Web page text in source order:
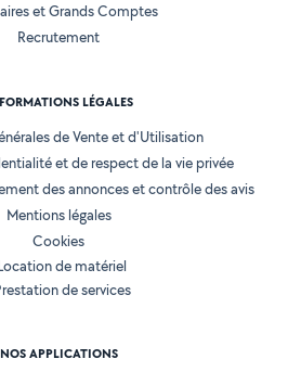
et Grands Comptes
Recrutement
LÉGALES
de Vente et d'Utilisation
et de respect de la vie privée
des annonces et contrôle des avis
Mentions légales
Cookies
de matériel
de services
NOS APPLICATIONS